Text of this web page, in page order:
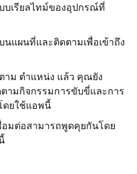
บเรียลไทม์ของอุปกรณ์ที่
แผนที่และติดตามเพื่อเข้าถึง
าม ตำแหน่ง แล้ว คุณยัง
ามกิจกรรมการขับขี่และการ
ดยใช้แอพนี้
มต่อสามารถพูดคุยกันโดย